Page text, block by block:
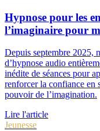
Hypnose pour les
l’imaginaire pour
Depuis septembre 2025,
d’hypnose audio
inédite de séances pour
renforcer la confiance
pouvoir de l’imagination.
Lire l'article
Jeunesse